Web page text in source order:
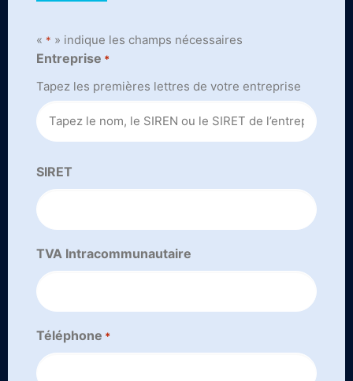
« * » indique les champs nécessaires
Entreprise *
Tapez les premières lettres de votre entreprise
SIRET
TVA Intracommunautaire
Téléphone *